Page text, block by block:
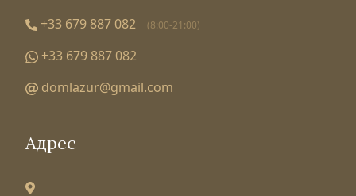
+33 679 887 082 (8:00-21:00)
+33 679 887 082
domlazur@gmail.com
Адрес